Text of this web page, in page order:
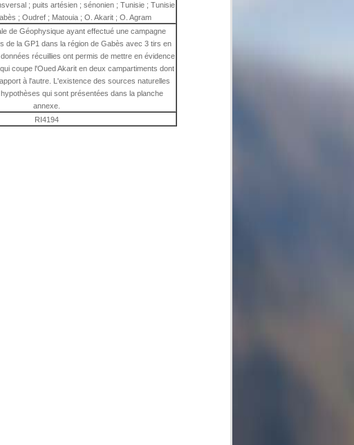
; puits artésien ; sénonien ; Tunisie ; Tunisie
; Oudref ; Matouia ; O. Akarit ; O. Agram
de Géophysique ayant effectué une campagne
de la GP1 dans la région de Gabès avec 3 tirs en
récuillies ont permis de mettre en évidence
coupe l'Oued Akarit en deux campartiments dont
à l'autre. L'existence des sources naturelles
qui sont présentées dans la planche
annexe.
RI4194